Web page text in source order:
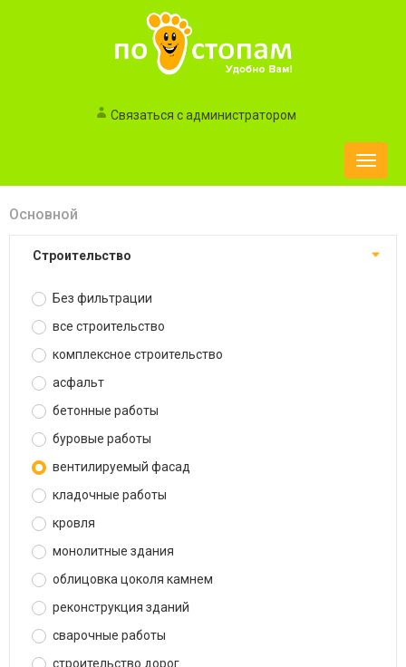
Связаться с администратором
Toggle
Основной
строительство
Без фильтрации
все строительство
комплексное строительство
асфальт
бетонные работы
буровые работы
вентилируемый фасад
кладочные работы
кровля
монолитные здания
облицовка цоколя камнем
реконструкция зданий
сварочные работы
строительство дорог